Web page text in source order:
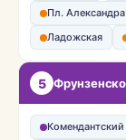
Пл.
Ладожская
5
Комендантский